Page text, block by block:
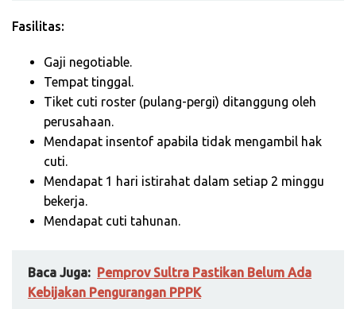
Fasilitas:
Gaji negotiable.
Tempat tinggal.
Tiket cuti roster (pulang-pergi) ditanggung oleh
perusahaan.
Mendapat insentof apabila tidak mengambil hak
cuti.
Mendapat 1 hari istirahat dalam setiap 2 minggu
bekerja.
Mendapat cuti tahunan.
Baca Juga: Pemprov Sultra Pastikan Belum Ada
Kebijakan Pengurangan PPPK